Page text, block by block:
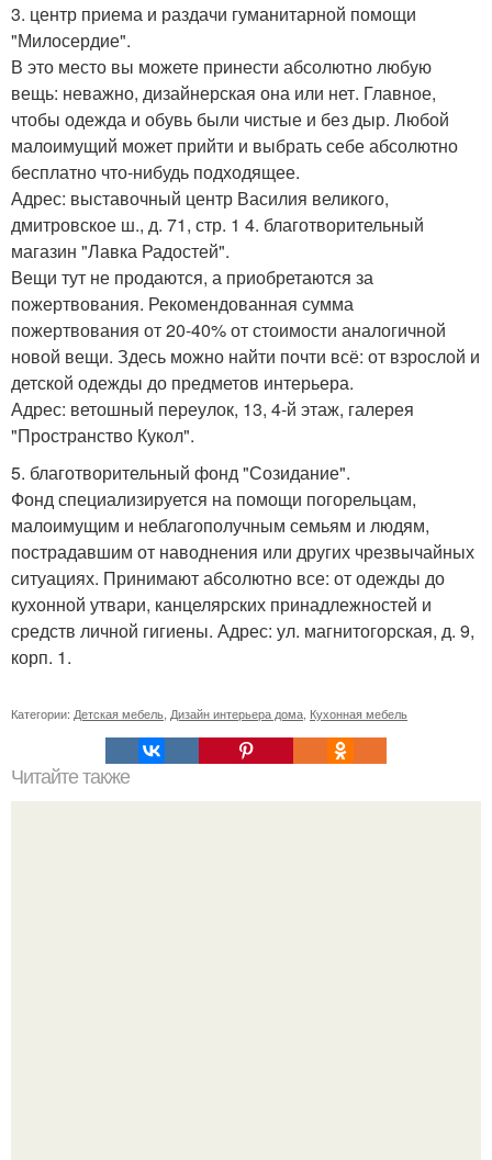
3. центр приема и раздачи гуманитарной помощи
"Милосердие".
В это место вы можете принести абсолютно любую
вещь: неважно, дизайнерская она или нет. Главное,
чтобы одежда и обувь были чистые и без дыр. Любой
малоимущий может прийти и выбрать себе абсолютно
бесплатно что-нибудь подходящее.
Адрес: выставочный центр Василия великого,
дмитровское ш., д. 71, стр. 1 4. благотворительный
магазин "Лавка Радостей".
Вещи тут не продаются, а приобретаются за
пожертвования. Рекомендованная сумма
пожертвования от 20-40% от стоимости аналогичной
новой вещи. Здесь можно найти почти всё: от взрослой и
детской одежды до предметов интерьера.
Адрес: ветошный переулок, 13, 4-й этаж, галерея
"Пространство Кукол".
5. благотворительный фонд "Созидание".
Фонд специализируется на помощи погорельцам,
малоимущим и неблагополучным семьям и людям,
пострадавшим от наводнения или других чрезвычайных
ситуациях. Принимают абсолютно все: от одежды до
кухонной утвари, канцелярских принадлежностей и
средств личной гигиены. Адрес: ул. магнитогорская, д. 9,
корп. 1.
Категории: Детская мебель, Дизайн интерьера дома, Кухонная мебель
Читайте также